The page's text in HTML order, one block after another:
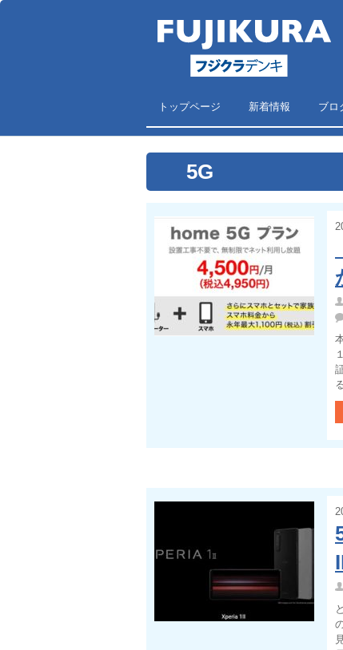
トップページ 新着情報 ブロ
5G